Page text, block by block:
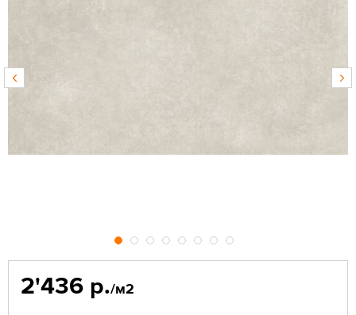
2'436 р./м2